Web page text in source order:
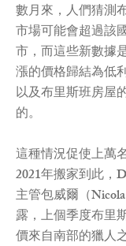
數月來，人們猜測
市場可能會超過該
市，而這些新數據
漲的價格歸結為低
以及布里斯班房屋
的。
這種情況促使上萬
2021年搬家到此，
主管包威爾（
露，上個季度布里
價來自南部的獵人